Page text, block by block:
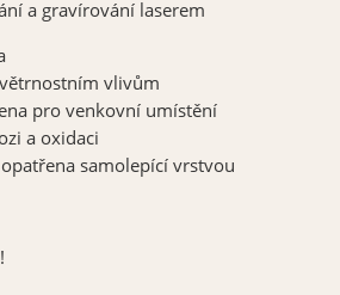
a gravírování laserem
vlivům
pro venkovní umístění
a oxidaci
samolepící vrstvou